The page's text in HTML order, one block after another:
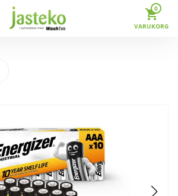
0
VARUKORG